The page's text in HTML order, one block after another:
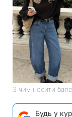
З чим носити
Будь у